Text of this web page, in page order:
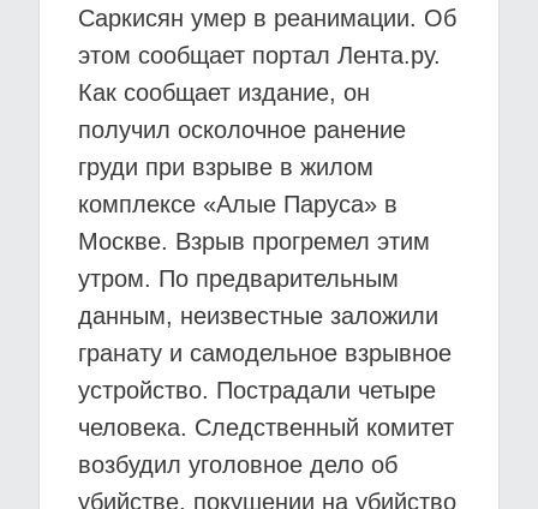
Саркисян умер в реанимации. Об
этом сообщает портал Лента.ру.
Как сообщает издание, он
получил осколочное ранение
груди при взрыве в жилом
комплексе «Алые Паруса» в
Москве. Взрыв прогремел этим
утром. По предварительным
данным, неизвестные заложили
гранату и самодельное взрывное
устройство. Пострадали четыре
человека. Следственный комитет
возбудил уголовное дело об
убийстве, покушении на убийство